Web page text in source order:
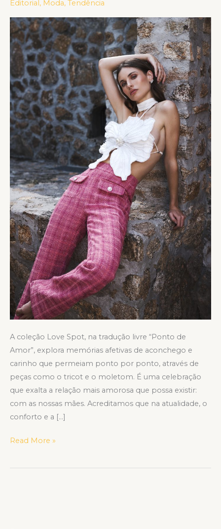
Editorial , Moda, Tendência
A coleção Love Spot, na tradução livre “Ponto de
Amor”, explora memórias afetivas de aconchego e
carinho que permeiam ponto por ponto, através de
peças como o tricot e o moletom. É uma celebração
que exalta a relação mais amorosa que possa existir:
com as nossas mães. Acreditamos que na atualidade, o
conforto e a […]
DIA
DAS
MÃES
Read More »